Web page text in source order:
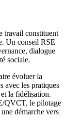
travail constituent
Un conseil RSE
dialogue
sociale.
évoluer la
avec les pratiques
la fidélisation.
QVCT, le pilotage
démarche vers